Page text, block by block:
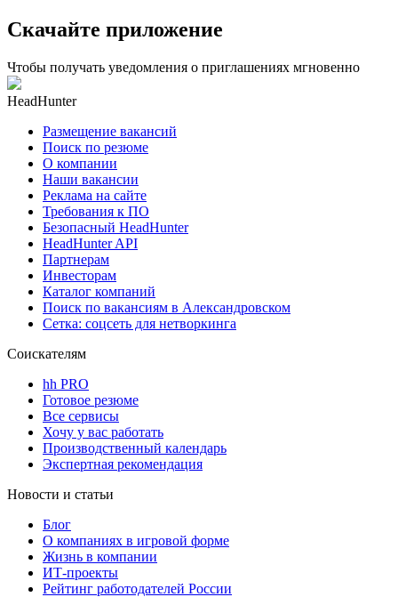
Скачайте приложение
Чтобы получать уведомления о приглашениях мгновенно
HeadHunter
Размещение вакансий
Поиск по резюме
О компании
Наши вакансии
Реклама на сайте
Требования к ПО
Безопасный HeadHunter
HeadHunter API
Партнерам
Инвесторам
Каталог компаний
Поиск по вакансиям в Александровском
Сетка: соцсеть для нетворкинга
Соискателям
hh PRO
Готовое резюме
Все сервисы
Хочу у вас работать
Производственный календарь
Экспертная рекомендация
Новости и статьи
Блог
О компаниях в игровой форме
Жизнь в компании
ИТ-проекты
Рейтинг работодателей России